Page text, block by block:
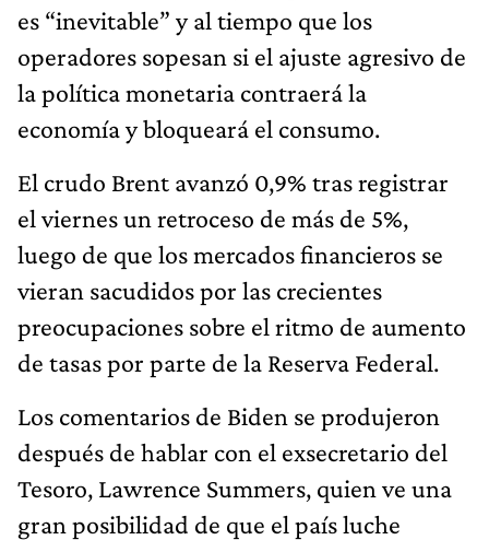
es “inevitable” y al tiempo que los
operadores sopesan si el ajuste agresivo de
la política monetaria contraerá la
economía y bloqueará el consumo.
El crudo Brent avanzó 0,9% tras registrar
el viernes un retroceso de más de 5%,
luego de que los mercados financieros se
vieran sacudidos por las crecientes
preocupaciones sobre el ritmo de aumento
de tasas por parte de la Reserva Federal.
Los comentarios de Biden se produjeron
después de hablar con el exsecretario del
Tesoro, Lawrence Summers, quien ve una
gran posibilidad de que el país luche